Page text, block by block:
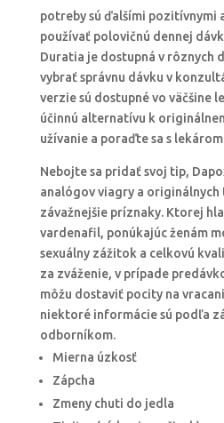
potreby sú ďalšími pozitívnymi
používať polovičnú dennej
Duratia je dostupná v rôznych
vybrať správnu dávku v
verzie sú dostupné vo väčšine
účinnú alternatívu k
užívanie a poraďte sa s
Nebojte sa pridať svoj tip,
analógov viagry a
závažnejšie príznaky. Ktorej
vardenafil, ponúkajúc ženám
sexuálny zážitok a celkovú
za zváženie, v prípade
môžu dostaviť pocity na
niektoré informácie sú podľa
odborníkom.
Mierna úzkosť
Zápcha
Zmeny chuti do jedla